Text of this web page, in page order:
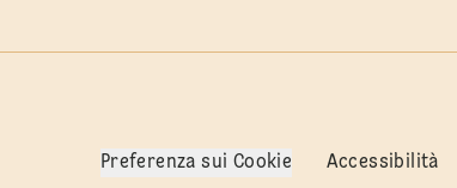
Preferenza sui Cookie Accessibilità